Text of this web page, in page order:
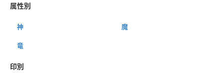
属性別
神 魔
竜
印別